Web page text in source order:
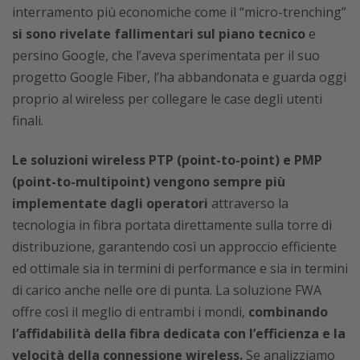
interramento più economiche come il “micro-trenching”
si sono rivelate fallimentari sul piano tecnico e
persino Google, che l’aveva sperimentata per il suo
progetto Google Fiber, l’ha abbandonata e guarda oggi
proprio al wireless per collegare le case degli utenti
finali.
Le soluzioni wireless PTP (point-to-point) e PMP
(point-to-multipoint) vengono sempre più
implementate dagli operatori attraverso la
tecnologia in fibra portata direttamente sulla torre di
distribuzione, garantendo così un approccio efficiente
ed ottimale sia in termini di performance e sia in termini
di carico anche nelle ore di punta. La soluzione FWA
offre così il meglio di entrambi i mondi, combinando
l’affidabilità della fibra dedicata con l’efficienza e la
velocità della connessione wireless. Se analizziamo